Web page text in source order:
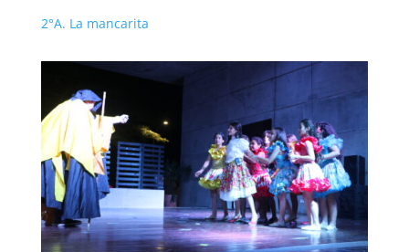
2°A. La mancarita